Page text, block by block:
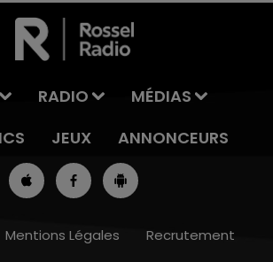
RADIO
MÉDIAS
JEUX ANNONCEURS
Mentions Légales
Recrutement